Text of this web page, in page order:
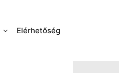
Elérhetőség